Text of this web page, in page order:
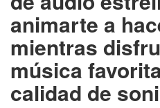
animarte a
mientras
música
calidad de